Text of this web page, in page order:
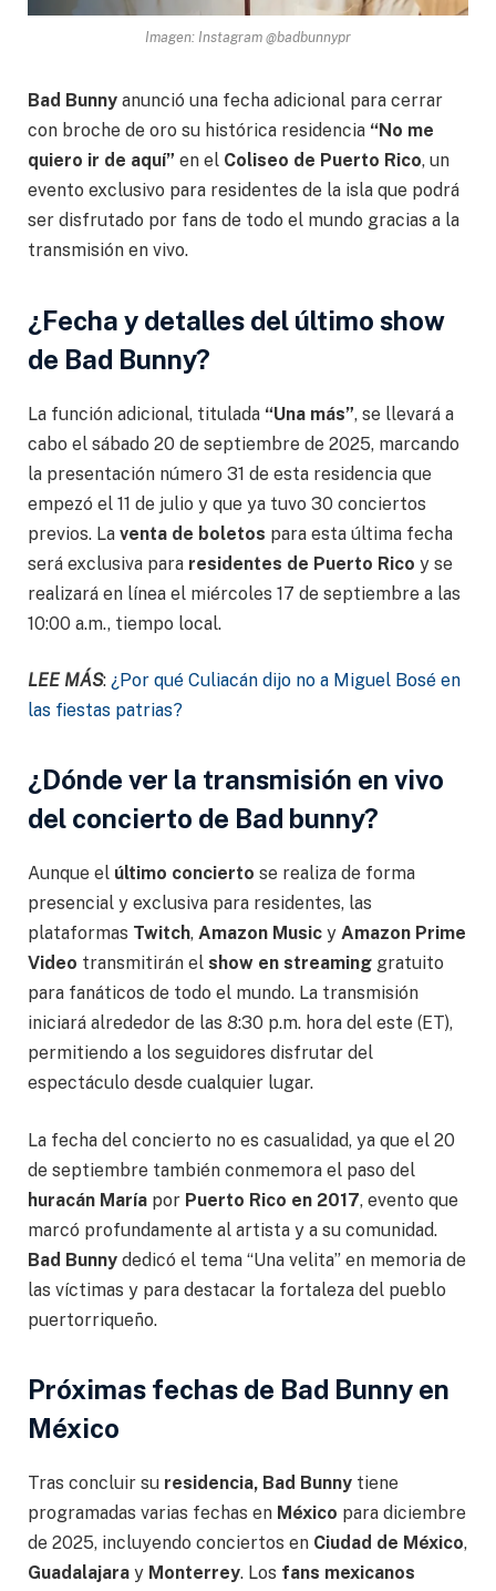
Imagen: Instagram @badbunnypr
Bad Bunny anunció una fecha adicional para cerrar
con broche de oro su histórica residencia “No me
quiero ir de aquí” en el Coliseo de Puerto Rico, un
evento exclusivo para residentes de la isla que podrá
ser disfrutado por fans de todo el mundo gracias a la
transmisión en vivo.
¿Fecha y detalles del último show
de Bad Bunny?
La función adicional, titulada “Una más”, se llevará a
cabo el sábado 20 de septiembre de 2025, marcando
la presentación número 31 de esta residencia que
empezó el 11 de julio y que ya tuvo 30 conciertos
previos. La venta de boletos para esta última fecha
será exclusiva para residentes de Puerto Rico y se
realizará en línea el miércoles 17 de septiembre a las
10:00 a.m., tiempo local.
LEE MÁS: ¿Por qué Culiacán dijo no a Miguel Bosé en
las fiestas patrias?
¿Dónde ver la transmisión en vivo
del concierto de Bad bunny?
Aunque el último concierto se realiza de forma
presencial y exclusiva para residentes, las
plataformas Twitch, Amazon Music y Amazon Prime
Video transmitirán el show en streaming gratuito
para fanáticos de todo el mundo. La transmisión
iniciará alrededor de las 8:30 p.m. hora del este (ET),
permitiendo a los seguidores disfrutar del
espectáculo desde cualquier lugar.
La fecha del concierto no es casualidad, ya que el 20
de septiembre también conmemora el paso del
huracán María por Puerto Rico en 2017, evento que
marcó profundamente al artista y a su comunidad.
Bad Bunny dedicó el tema “Una velita” en memoria de
las víctimas y para destacar la fortaleza del pueblo
puertorriqueño.
Próximas fechas de Bad Bunny en
México
Tras concluir su residencia, Bad Bunny tiene
programadas varias fechas en México para diciembre
de 2025, incluyendo conciertos en Ciudad de México,
Guadalajara y Monterrey. Los fans mexicanos